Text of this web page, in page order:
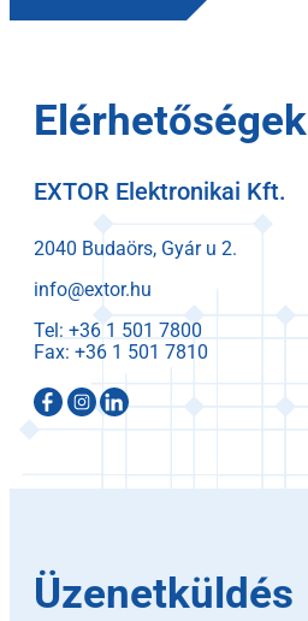
Elérhetőségek
EXTOR Elektronikai Kft.
2040 Budaörs, Gyár u 2.
info@extor.hu
Tel:
Fax:
Üzenetküldés